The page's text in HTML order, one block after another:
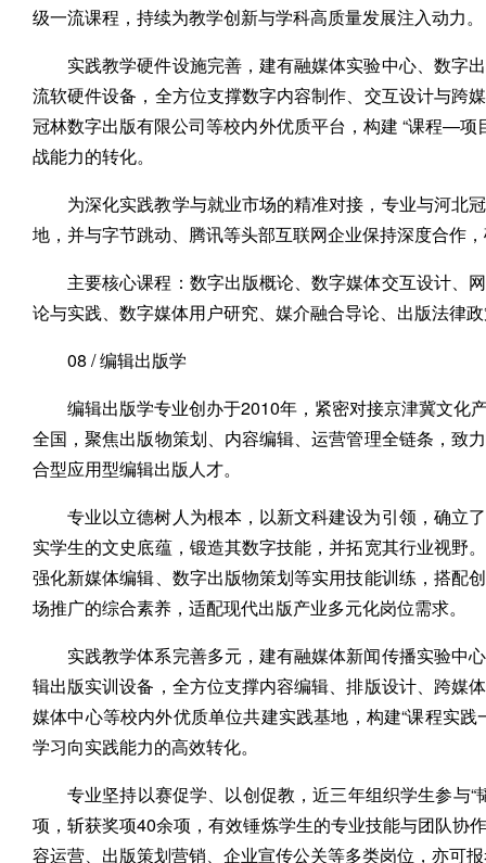
级一流课程，持续为教学创新与学科高质量发展注入动力。
实践教学硬件设施完善，建有融媒体实验中心、数字
流软硬件设备，全方位支撑数字内容制作、交互设计与跨
冠林数字出版有限公司等校内外优质平台，构建 “课程—
战能力的转化。
为深化实践教学与就业市场的精准对接，专业与河北
地，并与字节跳动、腾讯等头部互联网企业保持深度合作
主要核心课程：数字出版概论、数字媒体交互设计、
论与实践、数字媒体用户研究、媒介融合导论、出版法律
08 / 编辑出版学
编辑出版学专业创办于2010年，紧密对接京津冀文化
全国，聚焦出版物策划、内容编辑、运营管理全链条，致
合型应用型编辑出版人才。
专业以立德树人为根本，以新文科建设为引领，确立
实学生的文史底蕴，锻造其数字技能，并拓宽其行业视野
强化新媒体编辑、数字出版物策划等实用技能训练，搭配
场推广的综合素养，适配现代出版产业多元化岗位需求。
实践教学体系完善多元，建有融媒体新闻传播实验中
辑出版实训设备，全方位支撑内容编辑、排版设计、跨媒
媒体中心等校内外优质单位共建实践基地，构建“课程实
学习向实践能力的高效转化。
专业坚持以赛促学、以创促教，近三年组织学生参与
项，斩获奖项40余项，有效锤炼学生的专业技能与团队协
容运营、出版策划营销、企业宣传公关等多类岗位，亦可